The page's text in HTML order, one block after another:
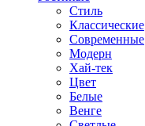
Стиль
Классические
Современные
Модерн
Хай-тек
Цвет
Белые
Венге